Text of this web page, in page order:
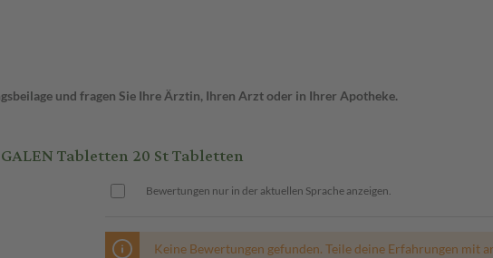
und fragen Sie Ihre Ärztin, Ihren Arzt oder in Ihrer Apotheke.
Tabletten 20 St Tabletten
Bewertungen nur in der aktuellen Sprache anzeigen.
Keine Bewertungen gefunden. Teile deine Erfahrungen mit